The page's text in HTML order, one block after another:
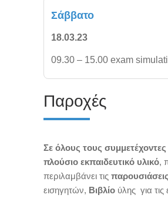
Σάββατο
18.03.23
09.30 – 15.00 exam
Παροχές
Σε όλους τους συμμετέχοντες
πλούσιο εκπαιδευτικό υλικό,
περιλαμβάνει τις παρουσιάσεις
εισηγητών, Βιβλίο ύλης για τις